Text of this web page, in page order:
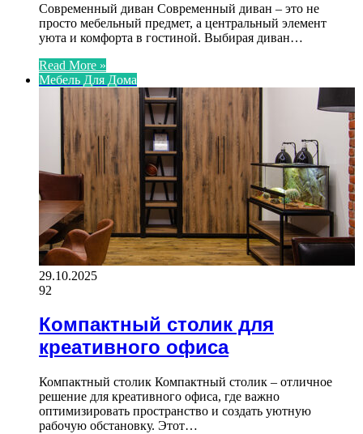
Современный диван Современный диван – это не
просто мебельный предмет, а центральный элемент
уюта и комфорта в гостиной. Выбирая диван…
Read More »
Мебель Для Дома
29.10.2025
92
Компактный столик для
креативного офиса
Компактный столик Компактный столик – отличное
решение для креативного офиса, где важно
оптимизировать пространство и создать уютную
рабочую обстановку. Этот…